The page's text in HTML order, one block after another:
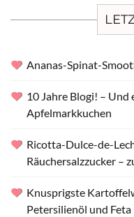
Ananas-Spinat-
10 Jahre Blogi! – Und
Apfelmarkkuchen
Ricotta-Dulce-de-
Räuchersalzzucker –
Knusprigste
Petersilienöl und Feta